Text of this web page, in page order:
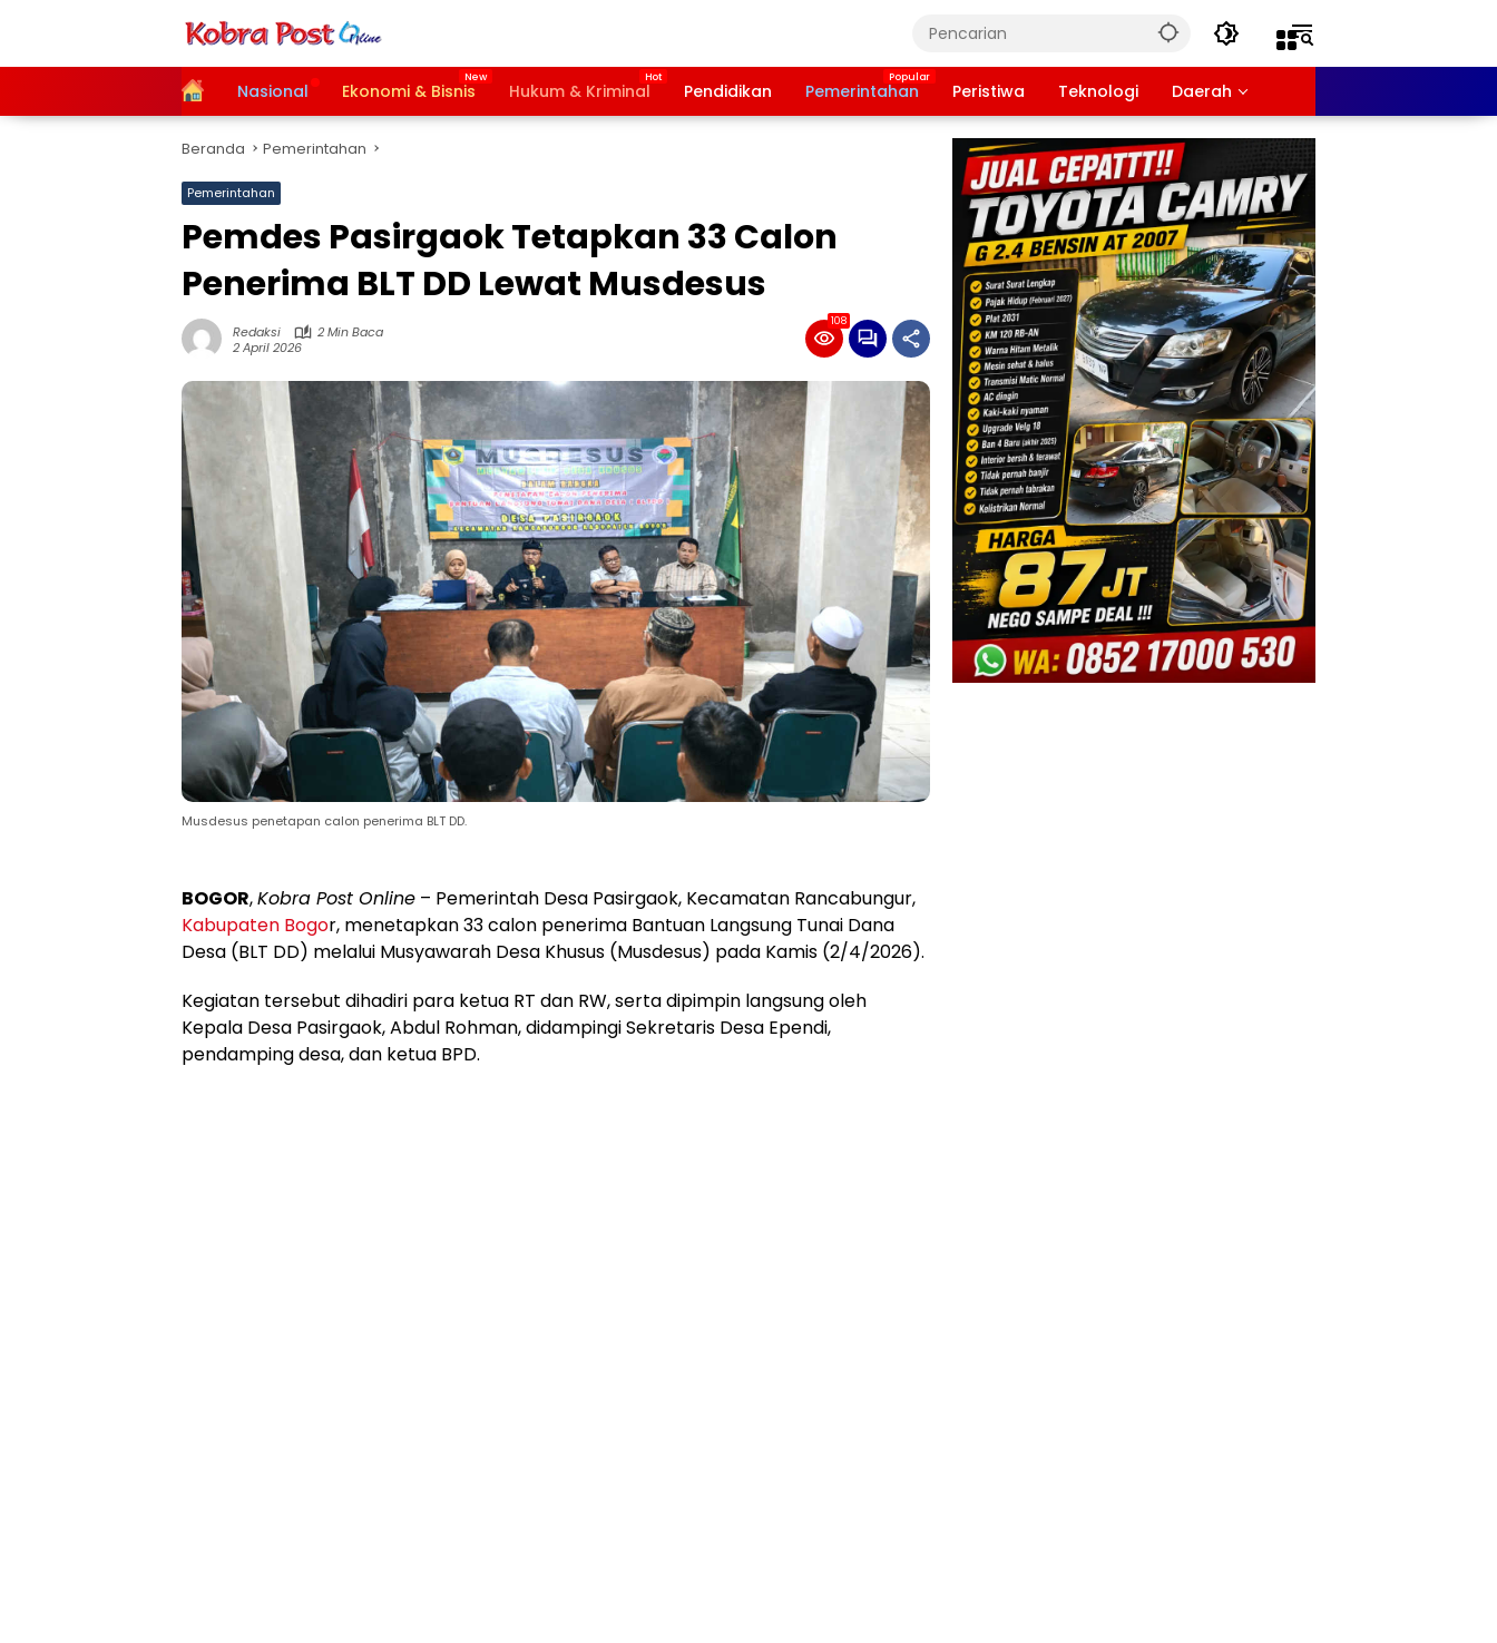
HomeNasional Ekonomi & Bisnis Hukum & Kriminal Pendidikan Pemerintahan Peristiwa Teknologi Daerah
Beranda Pemerintahan
Pemerintahan
Pemdes Pasirgaok Tetapkan 33 Calon
Penerima BLT DD Lewat Musdesus
Redaksi
2 Min Baca
2 April 2026
108
Musdesus penetapan calon penerima BLT DD.
BOGOR,Kobra Post Online – Pemerintah Desa Pasirgaok, Kecamatan Rancabungur,
Kabupaten Bogor, menetapkan 33 calon penerima Bantuan Langsung Tunai Dana
Desa (BLT DD) melalui Musyawarah Desa Khusus (Musdesus) pada Kamis (2/4/2026).
Kegiatan tersebut dihadiri para ketua RT dan RW, serta dipimpin langsung oleh
Kepala Desa Pasirgaok, Abdul Rohman, didampingi Sekretaris Desa Ependi,
pendamping desa, dan ketua BPD.